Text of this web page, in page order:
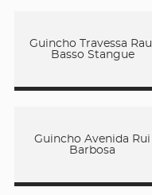
Guincho Travessa Raul
Basso Stangue
Guincho Avenida Rui
Barbosa